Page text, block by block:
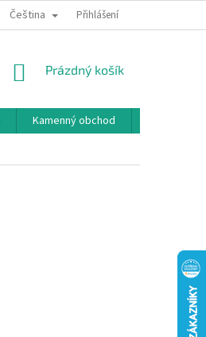
BONUSOVÝ PROGRAM
Čeština Přihlášení
NÁKUPNÍ
Prázdný košík
Kamenný obchod